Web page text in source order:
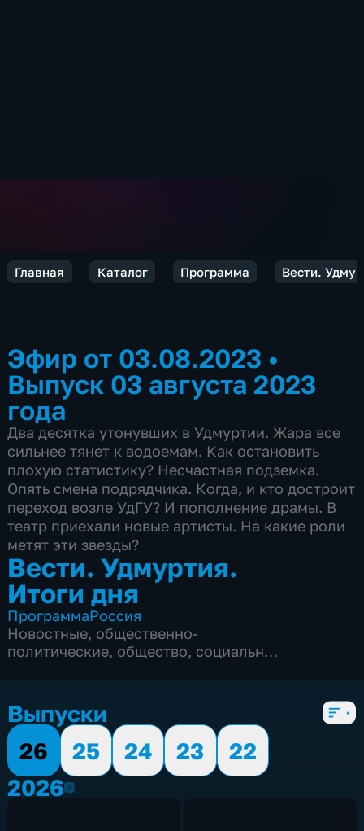
Главная Каталог Программа Вести.
Эфир от 03.08.2023 •
Выпуск 03 августа 2023
года
Два десятка утонувших в Удмуртии. Жара все
сильнее тянет к водоемам. Как остановить
плохую статистику? Несчастная подземка.
Опять смена подрядчика. Когда, и кто достроит
переход возле УдГУ? И пополнение драмы. В
театр приехали новые артисты. На какие роли
метят эти звезды?
Вести. Удмуртия.
Итоги дня
ПрограммаРоссия
Новостные, общественно-
политические, общество, социально-
Выпуски
26
25 24 23
22
20262026